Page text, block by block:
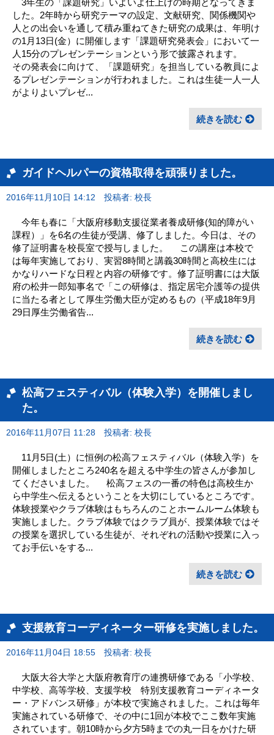
した。2年時から研究テーマの設定、文献研究、関係機関や
人との出会いを通して積み重ねてきた研究の成果は、年明け
の1月13日(金）に開催します「課題研究発表会」において一
人15分のプレゼンテーションという形で披露されます。
その発表会に向けて、「課題研究」を担当している教員によ
るプレゼンテーションが行われました。これは生徒一人一人
がよりよいプレゼ...
続きを読む
ガイドヘルパーの資格取得を頑張りました。
2016年11月10日 14:12 投稿者: 校長
今年も春に「大阪府移動支援従業者養成研修(知的障がい
課程）」を6名の生徒が受講、修了しました。今日は、その
修了証明書を校長室で授与しました。 この講座は本校で
は毎年実施しており、実習8時間と講義30時間と高校生には
かなりハードな日程と内容の研修です。修了証明書には大阪
府の松井一郎知事名で「この研修は、指定居宅介護等の提供
に当たる者として厚生労働大臣が定めるもの（平成18年9月
29日厚生労働省告...
続きを読む
松高フェスティバル（体験入学）を開催しまし
た。
2016年11月07日 11:28 投稿者: 校長
11月5日(土）に恒例の松高フェスティバル（体験入学）を
開催しましたところ240名を超える中学生の皆さんが参加し
てくださいました。 松高フェスの一番の特色は高校生か
ら中学生へ伝えるということを大切にしているところです。
体験授業やクラブ体験はもちろんのことホームルーム体験も
実施しました。クラブ体験ではクラブ員が、授業体験ではそ
の授業を選択している生徒が、それぞれの活動や授業に入っ
てお手伝いをする...
続きを読む
支援教育コーディネーター研修を実施しました。
2016年11月04日 18:55 投稿者: 校長
大阪大谷大学と大阪府教育庁の連携研修である「小学校、
中学校、高等学校、支援学校 特別支援教育コーディネータ
ー・アドバンス研修」が本校で実施されました。これは毎年
実施されている研修で、その中に1回が本校でここ数年実施
されています。朝10時から夕方5時までの丸一日をかけた研